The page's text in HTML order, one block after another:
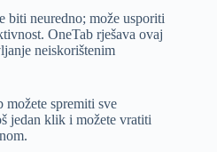
biti neuredno; može usporiti
OneTab rješava ovaj
neiskorištenim
spremiti sve
jedan klik i možete vratiti